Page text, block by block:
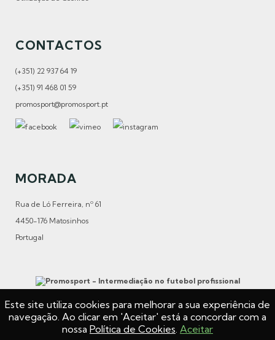
Este site utiliza cookies para melhorar a sua experiência de
navegação. Ao clicar em 'Aceitar' está a concordar com a
nossa Política de Cookies. Aceitar
CONTACTOS
(+351) 22 937 64 19
(+351) 91 468 01 59
promosport@promosport.pt
MORADA
Rua de Ló Ferreira, nº 61
4450-176 Matosinhos
Portugal
Web DesignLyft DevelopmentWebprodz